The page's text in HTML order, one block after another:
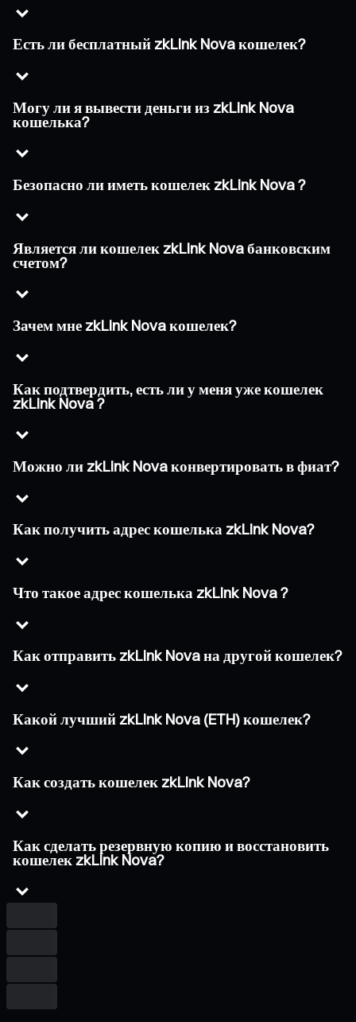
Есть ли бесплатный zkLink Nova кошелек?
Могу ли я вывести деньги из zkLink Nova
кошелька?
Безопасно ли иметь кошелек zkLink Nova ?
Является ли кошелек zkLink Nova банковским
счетом?
Зачем мне zkLink Nova кошелек?
Как подтвердить, есть ли у меня уже кошелек
zkLink Nova ?
Можно ли zkLink Nova конвертировать в фиат?
Как получить адрес кошелька zkLink Nova?
Что такое адрес кошелька zkLink Nova ?
Как отправить zkLink Nova на другой кошелек?
Какой лучший zkLink Nova (ETH) кошелек?
Как создать кошелек zkLink Nova?
Как сделать резервную копию и восстановить
кошелек zkLink Nova?